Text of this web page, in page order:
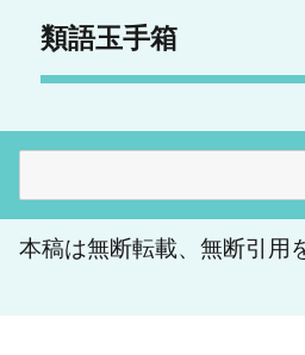
類語玉手箱
索:
本稿は無断転載、無断引用